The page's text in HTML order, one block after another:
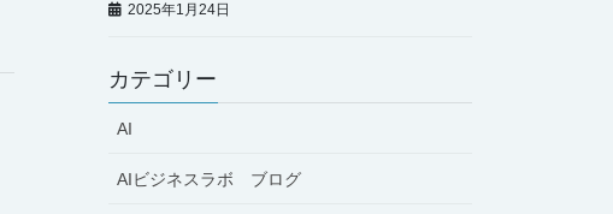
2025年1月24日
カテゴリー
AI
AIビジネスラボ ブログ